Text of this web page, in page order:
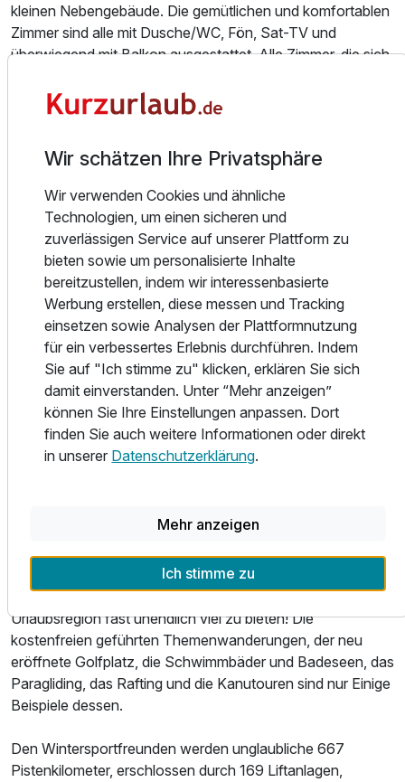
kleinen Nebengebäude. Die gemütlichen und komfortablen
Zimmer sind alle mit Dusche/WC, Fön, Sat-TV und
überwiegend mit Balkon ausgestattet. Alle Zimmer, die sich
Tiroler Stil eingerichtet und sorgen für die entsprechende
Urlaubsatmosphäre. Die Zimmerreinigung erfolgt jeden
Ortskern des Ortes Aschau im Zillertal entfernt und ist
inmitten der grünen Berge ein geborgener Urlaubsort. Der
idyllische und beliebte Ort Aschau liegt zentral im Zillertal in
ruhiger Lage an der alten Zillertaler Straße. Wer das Auto
stehen lassen möchte, ist in wenigen Minuten am Bahnhof
in Aschau angelangt und kann mit der schmalspurigen
Zillertalbahn das Tal erkunden.
Das Zillertal – von Fügen über Hochfügen, Kaltenbach, Zell
am Ziller, Hippach bis Mayrhofen, von Finkenberg bis
Hintertux – ist eines der beliebtesten Ziele für einen
Sommerurlaub in Österreich. Hier bieten sich für die ganze
Familie vielfältige Freizeitaktivitäten und Naturerlebnisse
Ob Sie im Sommer die über 800km Rad- und
Mountainbikewege und 30 verschiedenen Touren auf dem
Zweirad oder die über 1.000km beschilderten Wanderwege
entdecken wollen - in Sachen "Freizeitgestaltung" hat die
Urlaubsregion fast unendlich viel zu bieten! Die
kostenfreien geführten Themenwanderungen, der neu
eröffnete Golfplatz, die Schwimmbäder und Badeseen, das
Paragliding, das Rafting und die Kanutouren sind nur Einige
Beispiele dessen.
Den Wintersportfreunden werden unglaubliche 667
Pistenkilometer, erschlossen durch 169 Liftanlagen,
Wir schätzen Ihre Privatsphäre
Wir verwenden Cookies und ähnliche
Technologien, um einen sicheren und
zuverlässigen Service auf unserer Plattform zu
bieten sowie um personalisierte Inhalte
bereitzustellen, indem wir interessenbasierte
Werbung erstellen, diese messen und Tracking
einsetzen sowie Analysen der Plattformnutzung
für ein verbessertes Erlebnis durchführen. Indem
Sie auf "Ich stimme zu" klicken, erklären Sie sich
damit einverstanden. Unter “Mehr anzeigen”
können Sie Ihre Einstellungen anpassen. Dort
finden Sie auch weitere Informationen oder direkt
in unserer Datenschutzerklärung.
Mehr anzeigen
Ich stimme zu